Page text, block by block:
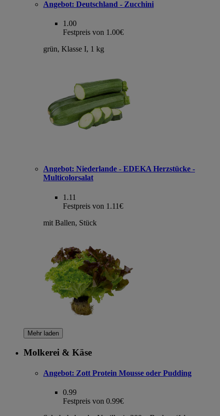
Angebot: Deutschland - Zucchini
1.00
Festpreis von 1.00€
grün, Klasse I, 1 kg
Angebot: Niederlande - EDEKA Herzstücke -
Multicolorsalat
1.11
Festpreis von 1.11€
mit Ballen, Stück
Mehr laden
Molkerei & Käse
Angebot: Zott Protein Mousse oder Pudding
0.99
Festpreis von 0.99€